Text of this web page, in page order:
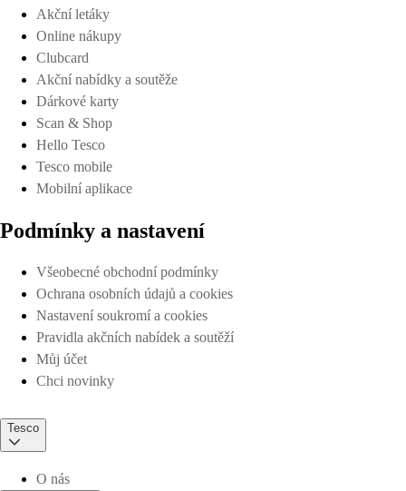
Akční letáky
Online nákupy
Clubcard
Akční nabídky a soutěže
Dárkové karty
Scan & Shop
Hello Tesco
Tesco mobile
Mobilní aplikace
Podmínky a nastavení
Všeobecné obchodní podmínky
Ochrana osobních údajů a cookies
Nastavení soukromí a cookies
Pravidla akčních nabídek a soutěží
Můj účet
Chci novinky
Tesco
O nás